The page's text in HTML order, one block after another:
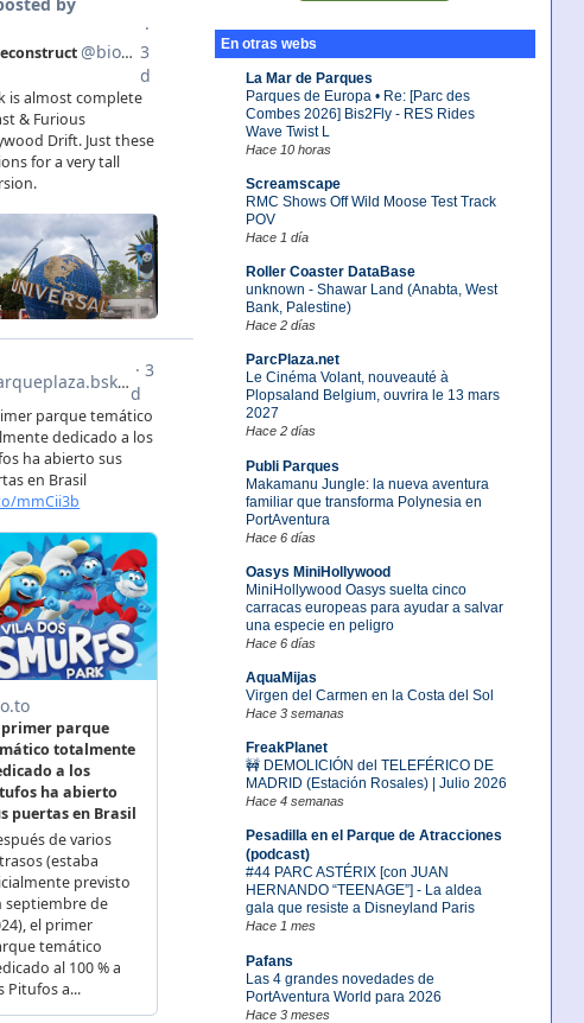
En otras webs
La Mar de Parques
Parques de Europa • Re: [Parc des
Combes 2026] Bis2Fly - RES Rides
Wave Twist L
Hace 10 horas
Screamscape
RMC Shows Off Wild Moose Test Track
POV
Hace 1 día
Roller Coaster DataBase
unknown - Shawar Land (Anabta, West
Bank, Palestine)
Hace 2 días
ParcPlaza.net
Le Cinéma Volant, nouveauté à
Plopsaland Belgium, ouvrira le 13 mars
2027
Hace 2 días
Publi Parques
Makamanu Jungle: la nueva aventura
familiar que transforma Polynesia en
PortAventura
Hace 6 días
Oasys MiniHollywood
MiniHollywood Oasys suelta cinco
carracas europeas para ayudar a salvar
una especie en peligro
Hace 6 días
AquaMijas
Virgen del Carmen en la Costa del Sol
Hace 3 semanas
FreakPlanet
🚧 DEMOLICIÓN del TELEFÉRICO DE
MADRID (Estación Rosales) | Julio 2026
Hace 4 semanas
Pesadilla en el Parque de Atracciones
(podcast)
#44 PARC ASTÉRIX [con JUAN
HERNANDO “TEENAGE”] - La aldea
gala que resiste a Disneyland Paris
Hace 1 mes
Pafans
Las 4 grandes novedades de
PortAventura World para 2026
Hace 3 meses